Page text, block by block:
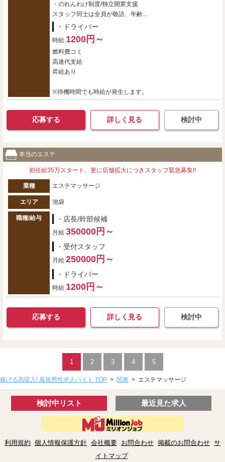
・のれんわけ制度/独立開業支援
スタッフ同士は全員が敬語、年齢...
・ドライバー
時給 1200円～
燃料費コミ
高速代支給
昇給あり
※待機時間でも時給が発生します。
応募する 詳しく見る 検討中
本当のエステ
初任給35万スタート、更に店舗拡大につきスタッフ緊急募集!!
業種 エステマッサージ
エリア 池袋
職種/給与 ・店長/幹部候補
月給 350000円～
・受付スタッフ
月給 250000円～
・ドライバー
時給 1200円～
応募する 詳しく見る 検討中
1 2 3 4 5
稼げる高収入! 風俗男性求人バイト TOP > 関東 > エステマッサージ
検討中リスト 最近見た求人
利用規約 個人情報保護方針 会社概要 お問合わせ 掲載のお問合わせ サ
イトマップ